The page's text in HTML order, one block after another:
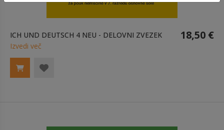
ICH UND DEUTSCH 4 NEU - DELOVNI ZVEZEK 18,50 €
Izvedi več